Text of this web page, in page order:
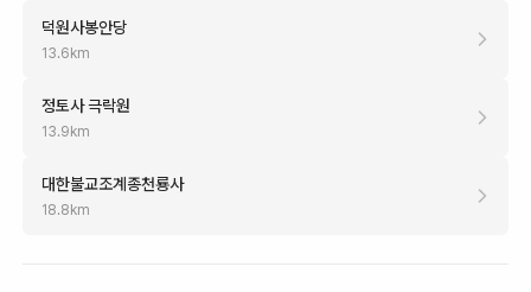
덕원사봉안당
13.6 km
정토사 극락원
13.9 km
대한불교조계종천룡사
18.8 km